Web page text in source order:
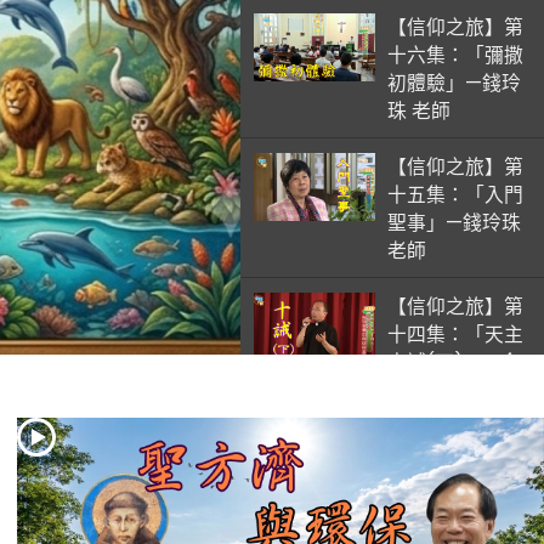
【信仰之旅】第
十六集：「彌撒
初體驗」—錢玲
珠 老師
【信仰之旅】第
十五集：「入門
聖事」—錢玲珠
老師
【信仰之旅】第
十四集：「天主
十誡(下)」—金
【信仰之旅】第
十三集：「天主
十誡(上)」—金
毓瑋 神父